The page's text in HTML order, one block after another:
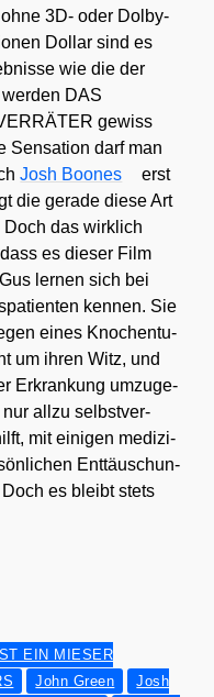
3D- oder Dol­by-
Dol­lar sind es
wie die der
DAS
gewiss
Sen­sa­ti­on darf man
Josh Boo­nes
erst
die gera­de die­se Art
das wirk­lich
es die­ser Film
ler­nen sich bei
ken­nen. Sie
eines Kno­chen­tu­
um ihren Witz, und
Erkran­kung umzu­ge­
nur all­zu selbst­ver­
mit eini­gen medi­zi­
Ent­täu­schun­
es bleibt stets
EIN MIESER
John Green
Josh